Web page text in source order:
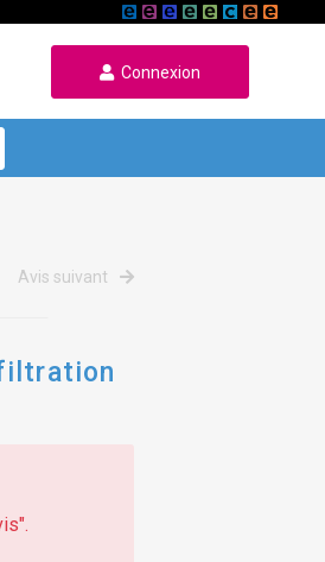
Connexion
Avis suivant